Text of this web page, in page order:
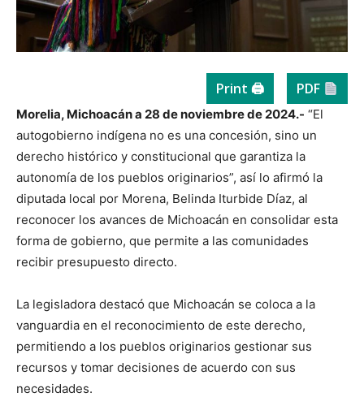
Print 🖨 PDF
Morelia, Michoacán a 28 de noviembre de 2024.- “El
autogobierno indígena no es una concesión, sino un
derecho histórico y constitucional que garantiza la
autonomía de los pueblos originarios”, así lo afirmó la
diputada local por Morena, Belinda Iturbide Díaz, al
reconocer los avances de Michoacán en consolidar esta
forma de gobierno, que permite a las comunidades
recibir presupuesto directo.
La legisladora destacó que Michoacán se coloca a la
vanguardia en el reconocimiento de este derecho,
permitiendo a los pueblos originarios gestionar sus
recursos y tomar decisiones de acuerdo con sus
necesidades.